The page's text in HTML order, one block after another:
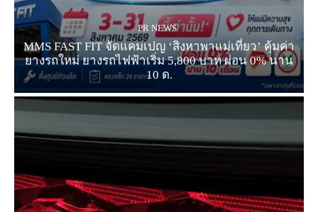
PR NEWS
MMS FAST FIT จัดแคมเปญ ‘สิงหาพาแม่เที่ยว’ คุ้มค่า
ยางรถใหม่ ยางรถไฟฟ้าเริ่ม 5,800 บาท ผ่อน 0% นาน
10 ด.